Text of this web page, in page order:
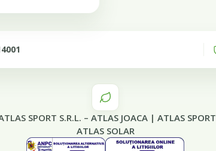
SPORT S.R.L. – ATLAS JOACA| ATLAS SPORT
ATLAS SOLAR